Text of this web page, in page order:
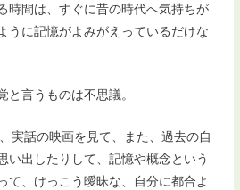
時間は、すぐに昔の時代へ気持ちが
うに記憶がよみがえっているだけな
と言うものは不思議。
実話の映画を見て、また、過去の自
い出したりして、記憶や概念という
て、けっこう曖昧な、自分に都合よ